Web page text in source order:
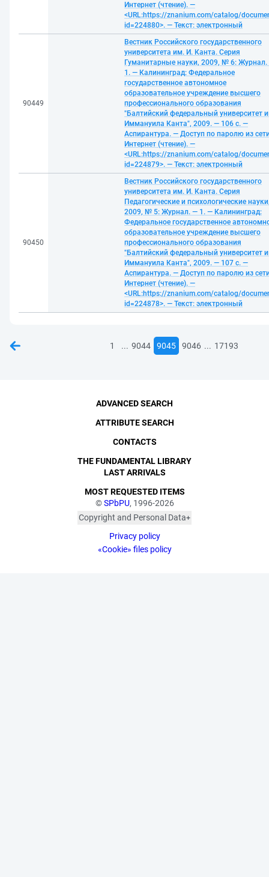
Интернет (чтение). —
<URL:https://znanium.com/catalog/
id=224880>. — Текст: электронный
90449
Вестник Российского государственного
университета им. И. Канта. Серия
Гуманитарные науки, 2009, № 6:
1. — Калининград: Федеральное
государственное автономное
образовательное учреждение высшего
профессионального образования
"Балтийский федеральный университет
Иммануила Канта", 2009. — 106 с. —
Аспирантура. — Доступ по паролю из
Интернет (чтение). —
<URL:https://znanium.com/catalog/
id=224879>. — Текст: электронный
90450
Вестник Российского государственного
университета им. И. Канта. Серия
Педагогические и психологические
2009, № 5: Журнал. — 1. — Калининград:
Федеральное государственное
образовательное учреждение высшего
профессионального образования
"Балтийский федеральный университет
Иммануила Канта", 2009. — 107 с. —
Аспирантура. — Доступ по паролю из
Интернет (чтение). —
<URL:https://znanium.com/catalog/
id=224878>. — Текст: электронный
1 ... 9044 9045 9046 ... 17193
©SPbPU, 1996-2026
Copyright and Personal Data
published with the
consent of the individuals
Privacy policy
«Cookie» files policy
ADVANCED SEARCH
ATTRIBUTE SEARCH
CONTACTS
THE FUNDAMENTAL LIBRARY
LAST ARRIVALS
MOST REQUESTED ITEMS